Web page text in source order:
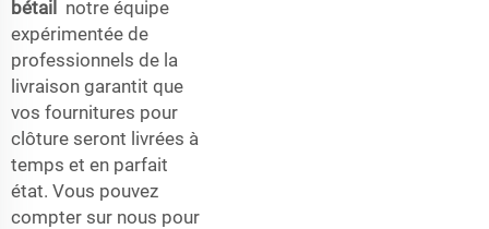
bétail
notre équipe
expérimentée de
professionnels de la
livraison garantit que
vos fournitures pour
clôture seront livrées à
temps et en parfait
état. Vous pouvez
compter sur nous pour